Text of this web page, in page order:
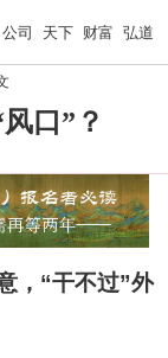
公司 天下 财富 弘道
口”？
，“干不过”外